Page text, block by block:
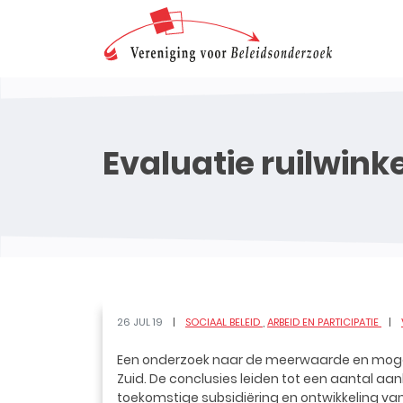
Evaluatie
26 JUL 19 SOCIAAL BELEID ARBEID EN PARTICIPATIE
Een onderzoek naar de meerwaarde en
Zuid. De conclusies leiden tot een aantal
toekomstige subsidiëring en ontwikkeling